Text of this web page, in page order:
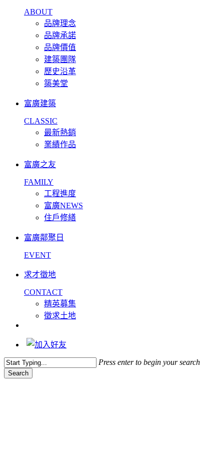
ABOUT
品牌理念
品牌承諾
品牌價值
建築團隊
歷史沿革
築美堂
富廣建築
CLASSIC
最新熱銷
業績作品
富廣之友
FAMILY
工程進度
富廣NEWS
住戶修繕
富廣鄰聚日
EVENT
求才徵地
CONTACT
精英募集
徵求土地
Press enter to begin your search
Search